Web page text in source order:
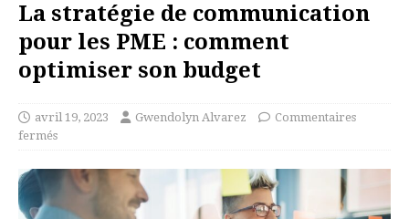
La stratégie de communication
pour les PME : comment
optimiser son budget
avril 19, 2023 Gwendolyn Alvarez
Commentaires
fermés